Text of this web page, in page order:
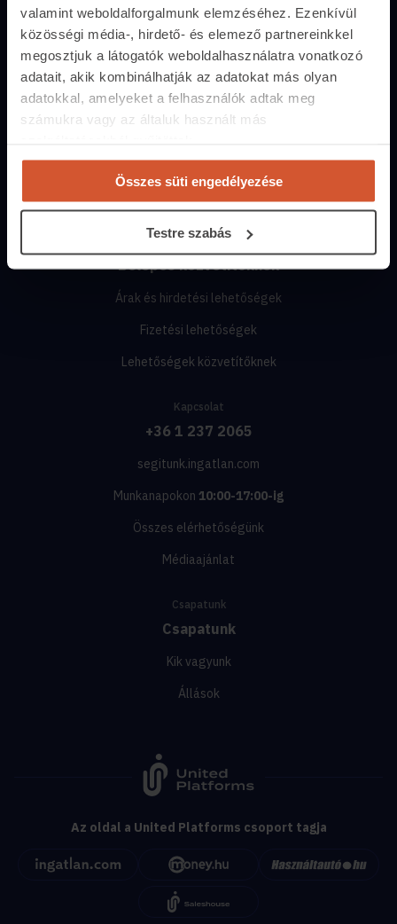
valamint weboldalforgalmunk elemzéséhez. Ezenkívül
közösségi média-, hirdető- és elemező partnereinkkel
megosztjuk a látogatók weboldalhasználatra vonatkozó
adatait, akik kombinálhatják az adatokat más olyan
adatokkal, amelyeket a felhasználók adtak meg
számukra vagy az általuk használt más
Összes süti engedélyezése
Testre szabás
Árak és hirdetési lehetőségek
Fizetési lehetőségek
Hirdetőtábla
Lakáshitel-kalkulátor
Közvetítőknek
Belépés közvetítőknek
Árak és hirdetési lehetőségek
Fizetési lehetőségek
Lehetőségek közvetítőknek
Kapcsolat
+36 1 237 2065
segitunk.ingatlan.com
Munkanapokon 10:00-17:00-ig
Összes elérhetőségünk
Médiaajánlat
Csapatunk
Csapatunk
Kik vagyunk
Állások
Az oldal a United Platforms csoport tagja